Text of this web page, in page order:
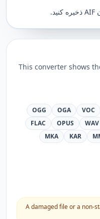
This converter shows
VOC
OGA
OGG
WAV
OPUS
FLAC
KAR
MKA
A damaged file or a non-